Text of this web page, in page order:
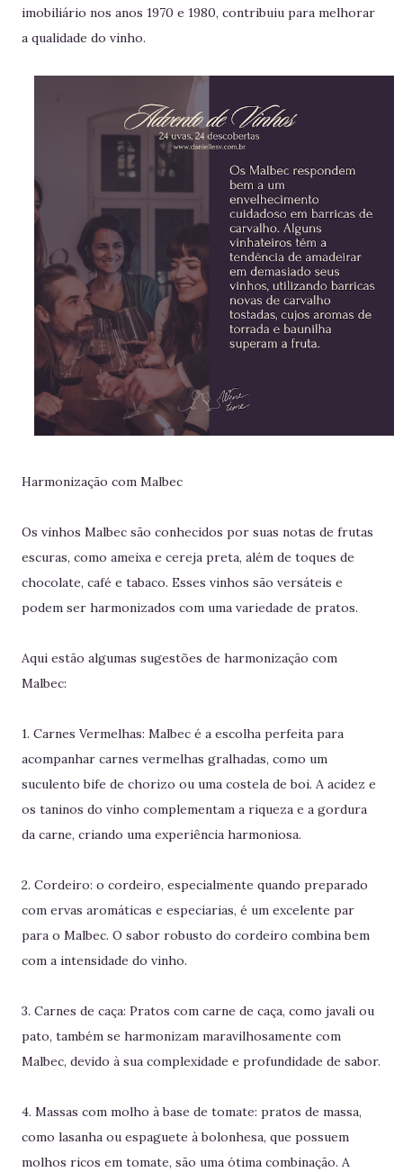
imobiliário nos anos 1970 e 1980, contribuiu para melhorar
a qualidade do vinho.
Harmonização com Malbec
Os vinhos Malbec são conhecidos por suas notas de frutas
escuras, como ameixa e cereja preta, além de toques de
chocolate, café e tabaco. Esses vinhos são versáteis e
podem ser harmonizados com uma variedade de pratos.
Aqui estão algumas sugestões de harmonização com
Malbec:
1. Carnes Vermelhas: Malbec é a escolha perfeita para
acompanhar carnes vermelhas gralhadas, como um
suculento bife de chorizo ou uma costela de boi. A acidez e
os taninos do vinho complementam a riqueza e a gordura
da carne, criando uma experiência harmoniosa.
2. Cordeiro: o cordeiro, especialmente quando preparado
com ervas aromáticas e especiarias, é um excelente par
para o Malbec. O sabor robusto do cordeiro combina bem
com a intensidade do vinho.
3. Carnes de caça: Pratos com carne de caça, como javali ou
pato, também se harmonizam maravilhosamente com
Malbec, devido à sua complexidade e profundidade de sabor.
4. Massas com molho à base de tomate: pratos de massa,
como lasanha ou espaguete à bolonhesa, que possuem
molhos ricos em tomate, são uma ótima combinação. A